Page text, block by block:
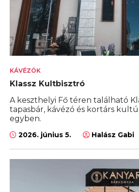
KÁVÉZÓK
Klassz Kultbisztró
A keszthelyi Fő téren található
tapasbár, kávézó és kortárs
egyben.
2026. június 5. Halász Gabi